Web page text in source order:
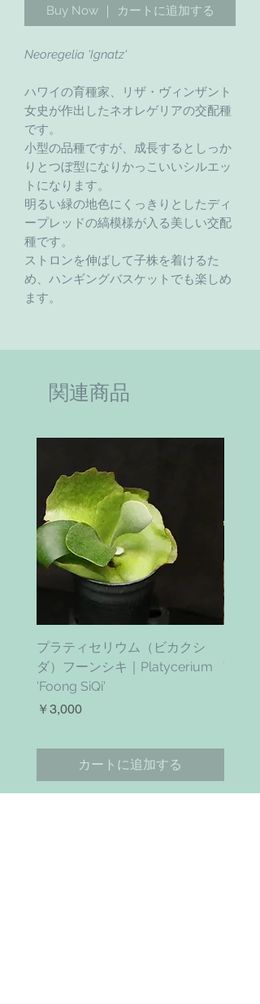
Buy Now ｜ カートに追加する
Neoregelia 'Ignatz'
ハワイの育種家、リザ・ヴィンザント
女史が作出したネオレゲリアの交配種
です。
小型の品種ですが、成長するとしっか
りとつぼ型になりかっこいいシルエッ
トになります。
明るい緑の地色にくっきりとしたディ
ープレッドの縞模様が入る美しい交配
種です。
ストロンを伸ばして子株を着けるた
め、ハンギングバスケットでも楽しめ
ます。
関連商品
プラティセリウム（ビカクシ
ダ）フーンシキ｜Platycerium
'Foong SiQi'
価格
￥3,000
カートに追加する